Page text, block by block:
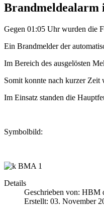
Brandmeldealarm
Gegen 01:05 Uhr wurden die
Ein Brandmelder der
Im Bereich des ausgelösten
Somit konnte nach kurzer Zeit
Im Einsatz standen die
Symbolbild:
Details
Geschrieben von: HBM
Erstellt: 03. November